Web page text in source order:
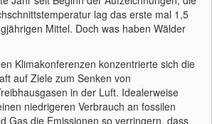
lag das erste mal 1,5
Mittel. Doch was haben Wälder
Klimakonferenzen konzentrierte sich die
auf Ziele zum Senken von
in der Luft. Idealerweise
niedrigeren Verbrauch an fossilen
Gas die Emissionen so verringern, dass